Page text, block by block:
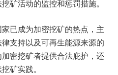
矿活动的监控和惩罚措施。
已成为加密挖矿的热点，主
支持以及可再生能源来源的
密挖矿者提供合法庇护，还
矿实践。